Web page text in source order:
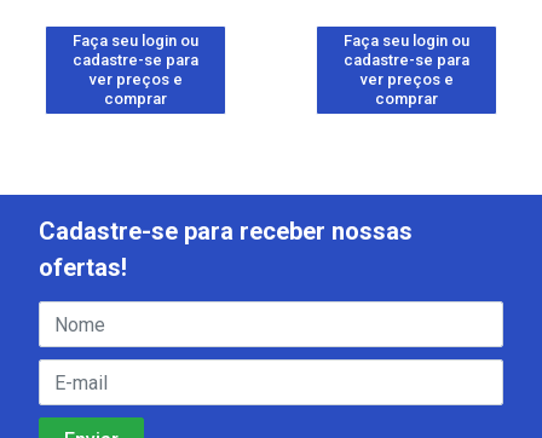
Faça seu login ou
cadastre-se para
ver preços e
comprar
Faça seu login ou
cadastre-se para
ver preços e
comprar
Cadastre-se para receber nossas
ofertas!